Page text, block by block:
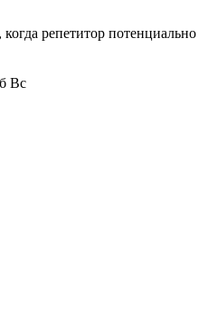
репетитор потенциально
Вс